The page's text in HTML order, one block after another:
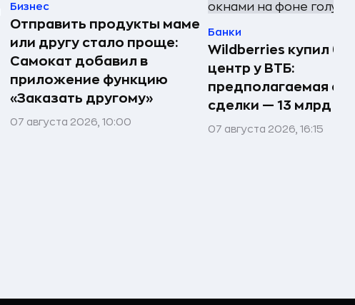
Бизнес
Отправить продукты маме
или другу стало проще:
Самокат добавил в
приложение функцию
«Заказать другому»
07 августа 2026, 10:00
Банки
Wildberries купил
центр у ВТБ:
предполагаемая
сделки — 13 млрд ₽
07 августа 2026, 16:15